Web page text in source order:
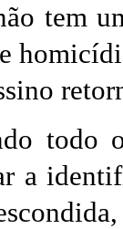
tem
todo
a